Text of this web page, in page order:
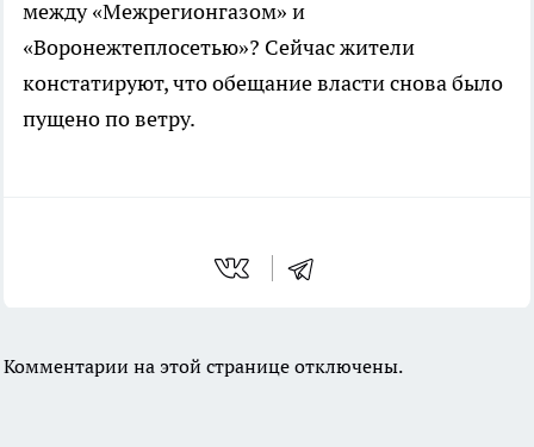
между «Межрегионгазом» и
«Воронежтеплосетью»? Сейчас жители
констатируют, что обещание власти снова было
пущено по ветру.
Комментарии на этой странице отключены.